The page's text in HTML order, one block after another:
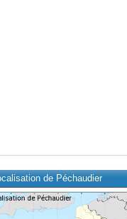
de Péchaudier